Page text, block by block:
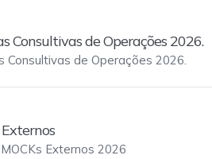
Consultivas de Operações 2026.
Consultivas de Operações 2026.
Externos
Externos 2026